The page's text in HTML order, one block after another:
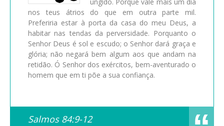
nos teus átrios do que em outra parte mil.
Preferiria estar à porta da casa do meu Deus, a
habitar nas tendas da perversidade. Porquanto o
Senhor Deus é sol e escudo; o Senhor dará graça e
glória; não negará bem algum aos que andam na
retidão. Ó Senhor dos exércitos, bem-aventurado o
homem que em ti põe a sua confiança.
Salmos 84:9-12